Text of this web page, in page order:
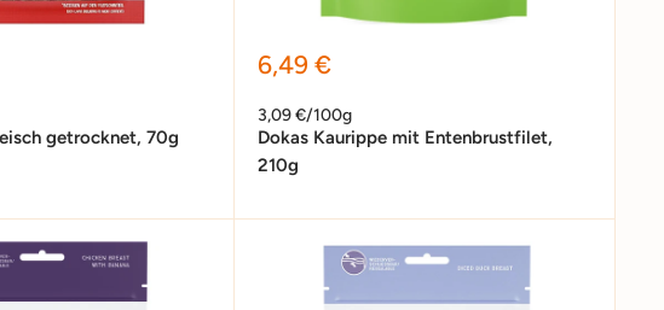
getrocknet, 70g
Sonderpreis
6,49 €
3,09 €/100g
Dokas Kaurippe mit Entenbrustfilet,
210g